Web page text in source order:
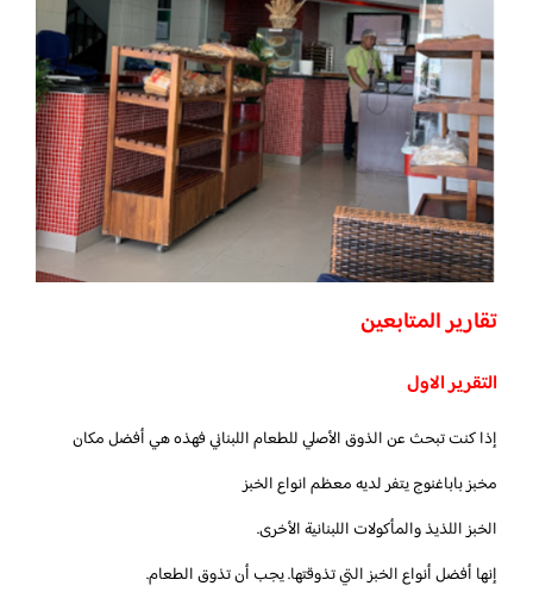
تقارير المتابعين
التقرير الاول
إذا كنت تبحث عن الذوق الأصلي للطعام اللبناني فهذه هي أفضل مكان
مخبز باباغنوج يتفر لديه معظم انواع الخبز
الخبز اللذيذ والمأكولات اللبنانية الأخرى.
إنها أفضل أنواع الخبز التي تذوقتها. يجب أن تذوق الطعام.